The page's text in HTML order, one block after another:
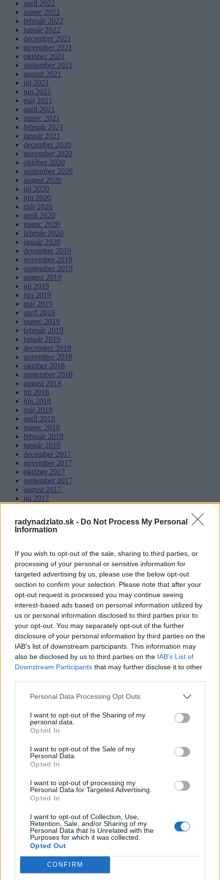
radynadzlato.sk - Do Not Process My Personal
Information
If you wish to opt-out of the sale, sharing to third parties, or
processing of your personal or sensitive information for
targeted advertising by us, please use the below opt-out
section to confirm your selection. Please note that after your
opt-out request is processed you may continue seeing
interest-based ads based on personal information utilized by
us or personal information disclosed to third parties prior to
your opt-out. You may separately opt-out of the further
disclosure of your personal information by third parties on the
IAB’s list of downstream participants. This information may
also be disclosed by us to third parties on the IAB’s List of
Downstream Participants that may further disclose it to other
Personal Data Processing Opt Outs
I want to opt-out of the Sharing of my
personal data.
Opted In
I want to opt-out of the Sale of my
Personal Data.
Opted In
I want to opt-out of processing my
Personal Data for Targeted Advertising.
Opted In
I want to opt-out of Collection, Use,
Retention, Sale, and/or Sharing of my
Personal Data that Is Unrelated with the
Purposes for which it was collected.
Opted Out
CONFIRM
apríl 2022
marec 2022
február 2022
január 2022
december 2021
november 2021
október 2021
september 2021
august 2021
júl 2021
jún 2021
máj 2021
apríl 2021
marec 2021
február 2021
január 2021
december 2020
november 2020
október 2020
september 2020
august 2020
júl 2020
jún 2020
máj 2020
apríl 2020
marec 2020
február 2020
január 2020
december 2019
november 2019
september 2019
august 2019
júl 2019
jún 2019
máj 2019
apríl 2019
marec 2019
február 2019
január 2019
december 2018
november 2018
október 2018
september 2018
august 2018
júl 2018
jún 2018
máj 2018
apríl 2018
marec 2018
február 2018
január 2018
december 2017
november 2017
október 2017
september 2017
august 2017
júl 2017
apríl 2017
február 2017
december 2016
november 2016
október 2016
september 2016
august 2016
júl 2016
jún 2016
Categories
Dezerty
Dom a záhrada
Domácnosť
Hlavné jedlá
Nápoje
Polievky
Prílohy
Recepty
Tipy a Návody
Zaujímavosti
Zdravie
Digital Newspaper - Multipurpose News WordPress Theme 2026.